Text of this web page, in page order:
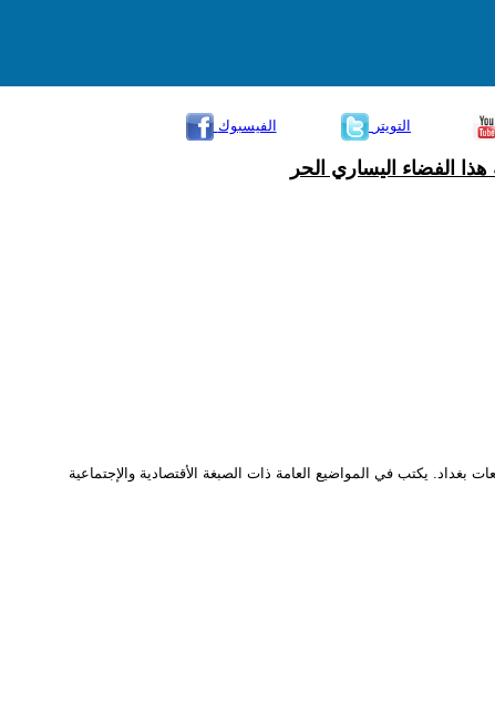
الفيسبوك
التويتر
الفضاء اليساري الحر
يكتب في المواضيع العامة ذات الصبغة الأقتصادية والإجتماعية